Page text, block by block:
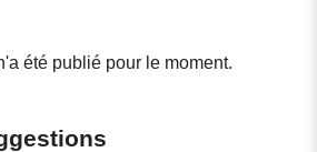
été publié pour le moment.